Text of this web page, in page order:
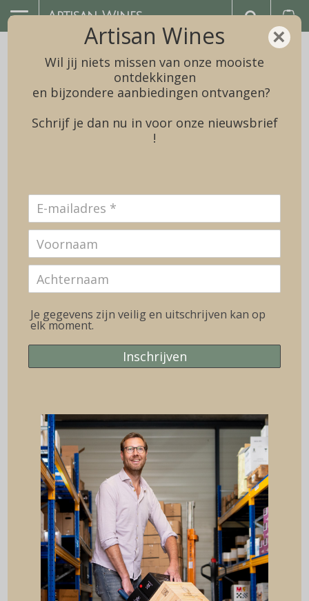
Artisan Wines
Nieuwe jaargang
(2025) leverbaar:
Bodegas El Lagar de Moha..!
Best verkochte witte wijnen
×
Artisan Wines
Wil jij niets missen van onze mooiste
ontdekkingen
en bijzondere aanbiedingen ontvangen?
Schrijf je dan nu in voor onze nieuwsbrief
!
Je gegevens zijn veilig en uitschrijven kan op
elk moment.
Inschrijven